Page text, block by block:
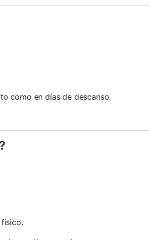
como en días de descanso.